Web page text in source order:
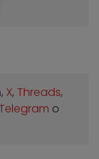
, X, Threads,
o